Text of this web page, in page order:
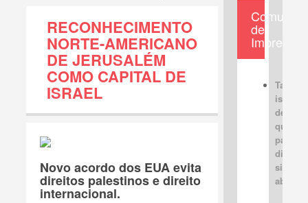
RECONHECIMENTO
NORTE-AMERICANO
DE JERUSALÉM
COMO CAPITAL DE
ISRAEL
Novo acordo dos EUA evita
direitos palestinos e direito
internacional.
de
Imprensa
Tabus
devem
para
sincera
aberta